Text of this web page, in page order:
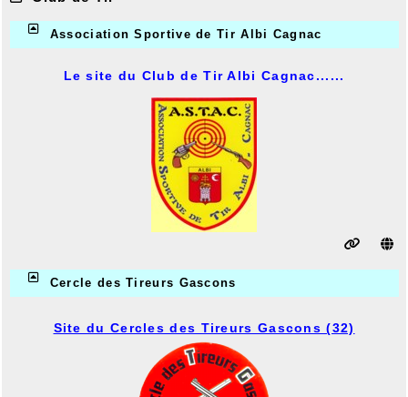
Association Sportive de Tir Albi Cagnac
Le site du Club de Tir Albi Cagnac......
Cercle des Tireurs Gascons
Site du Cercles des Tireurs Gascons (32)